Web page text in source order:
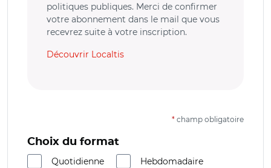
politiques publiques. Merci de confirmer
votre abonnement dans le mail que vous
recevrez suite à votre inscription.
Découvrir Localtis
* champ obligatoire
Choix du format
Quotidienne
Hebdomadaire